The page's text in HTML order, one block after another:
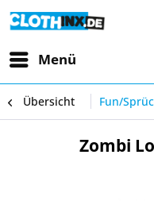
Menü
Übersicht Fun/
Zombi